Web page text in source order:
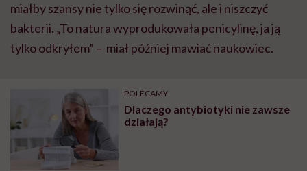
miałby szansy nie tylko się rozwinąć, ale i niszczyć
bakterii. „To natura wyprodukowała penicylinę, ja ją
tylko odkryłem” – miał później mawiać naukowiec.
POLECAMY
Dlaczego antybiotyki nie zawsze
działają?